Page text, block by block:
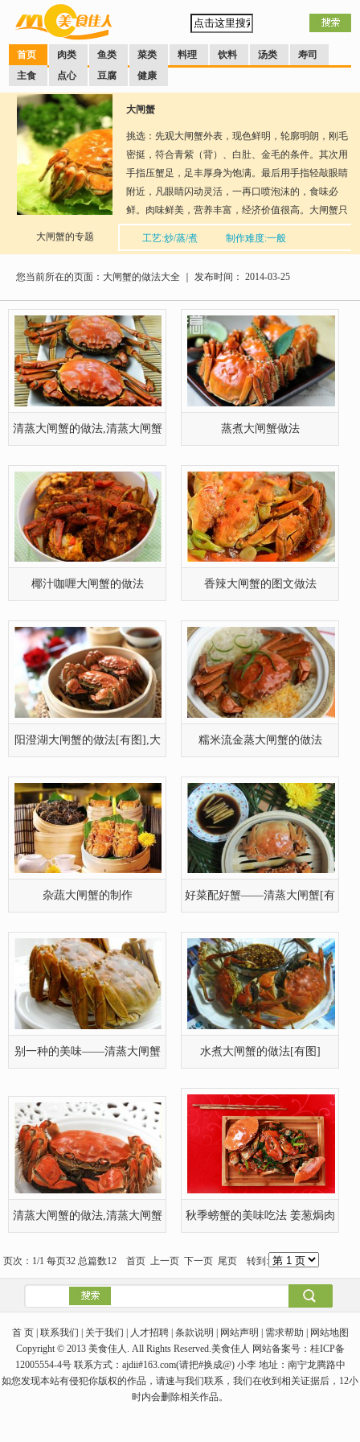
首页 肉类 鱼类 菜类 料理 饮料 汤类
寿司
主食
点心 豆腐 健康
大闸蟹的专题
口味：多种
大闸蟹
挑选：先观大闸蟹外表，现色鲜明，轮廓明朗，刚毛
密挺，符合青紫（背）、白肚、金毛的条件。其次用
手指压蟹足，足丰厚身为饱满。最后用手指轻敲眼睛
附近，凡眼睛闪动灵活，一再口喷泡沫的，食味必
鲜。肉味鲜美，营养丰富，经济价值很高。大闸蟹只
可食活蟹，因死蟹体内的蛋白质分解后，会产生蟹毒
碱。
工艺:炒/蒸/煮
制作难度:一般
博
您当前所在的页面：大闸蟹的做法大全 ｜ 发布时间： 2014-03-25
清蒸大闸蟹的做法,清蒸大闸蟹 蒸煮大闸蟹做法
椰汁咖喱大闸蟹的做法 香辣大闸蟹的图文做法
阳澄湖大闸蟹的做法[有图],大 糯米流金蒸大闸蟹的做法
杂蔬大闸蟹的制作 好菜配好蟹——清蒸大闸蟹[有
别一种的美味——清蒸大闸蟹 水煮大闸蟹的做法[有图]
清蒸大闸蟹的做法,清蒸大闸蟹 秋季螃蟹的美味吃法 姜葱焗肉
页次：1/1 每页32 总篇数12 首页 上一页 下一页 尾页 转到:
首 页 | 联系我们 | 关于我们 | 人才招聘 | 条款说明 | 网站声明 | 需求帮助 | 网站地图
Copyright © 2013 美食佳人. All Rights Reserved.美食佳人 网站备案号：桂ICP备
12005554-4号 联系方式：ajdii#163.com(请把#换成@) 小李 地址：南宁龙腾路中
如您发现本站有侵犯你版权的作品，请速与我们联系，我们在收到相关证据后，12小
时内会删除相关作品。